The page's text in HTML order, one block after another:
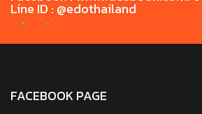
Line ID : @edothailand
FACEBOOK PAGE